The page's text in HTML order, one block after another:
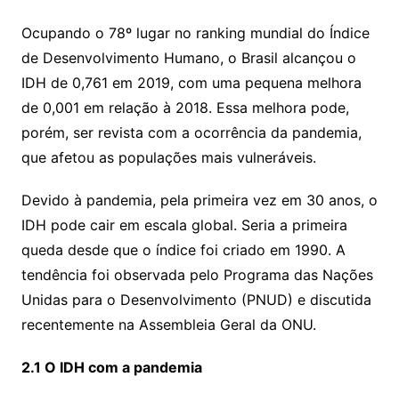
Ocupando o 78º lugar no ranking mundial do Índice
de Desenvolvimento Humano, o Brasil alcançou o
IDH de 0,761 em 2019, com uma pequena melhora
de 0,001 em relação à 2018. Essa melhora pode,
porém, ser revista com a ocorrência da pandemia,
que afetou as populações mais vulneráveis.
Devido à pandemia, pela primeira vez em 30 anos, o
IDH pode cair em escala global. Seria a primeira
queda desde que o índice foi criado em 1990. A
tendência foi observada pelo Programa das Nações
Unidas para o Desenvolvimento (PNUD) e discutida
recentemente na Assembleia Geral da ONU.
2.1 O IDH com a pandemia